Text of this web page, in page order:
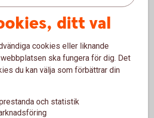
också
ditt val
cookies eller liknande
ska fungera för dig. Det
du kan välja som förbättrar din
och statistik